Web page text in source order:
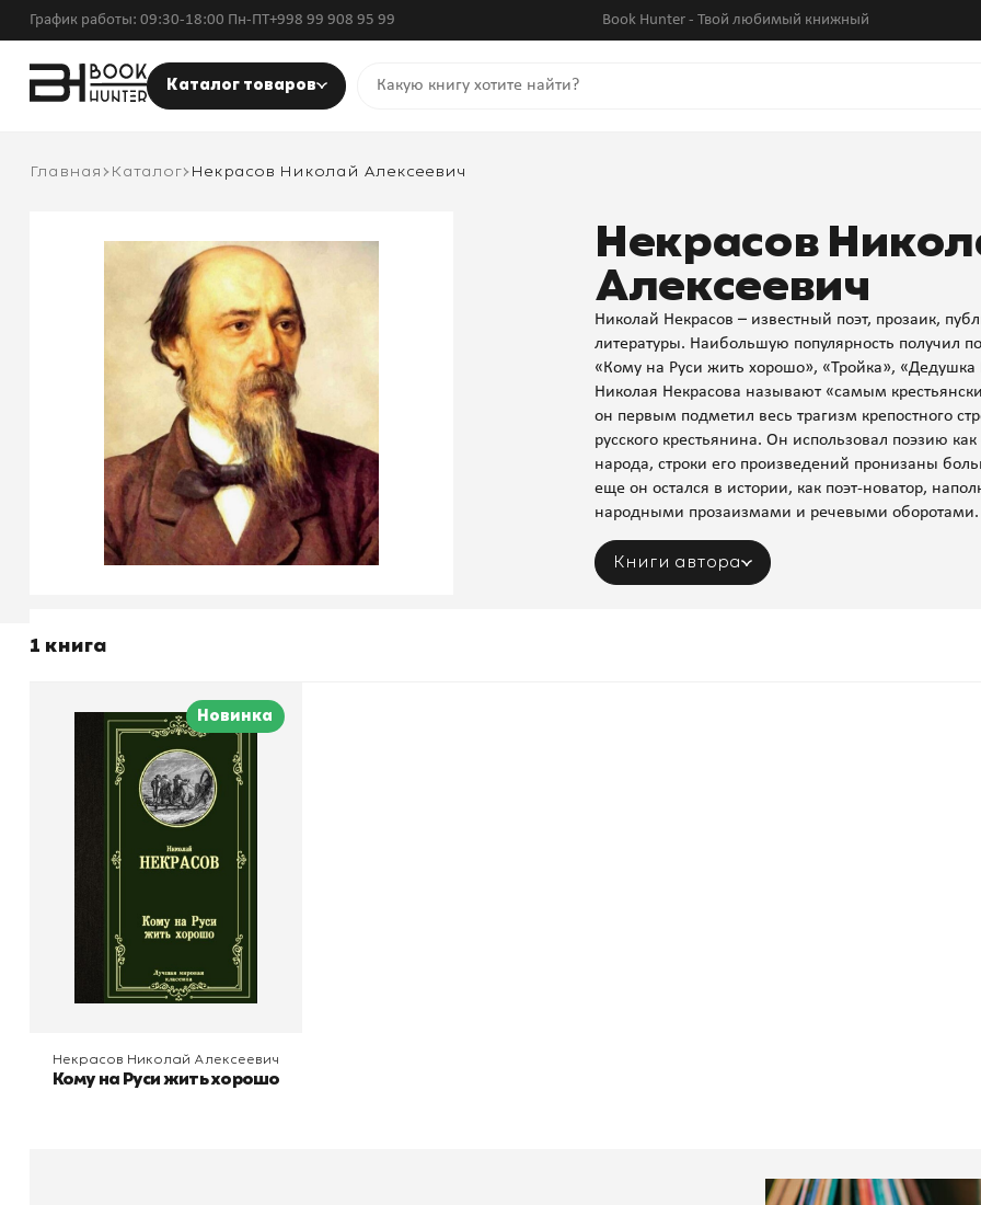
График работы: 09:30-18:00 Пн-ПТ+998 99 908 95 99 Book Hunter - Твой любимый книжный
Каталог товаров
Главная Каталог Некрасов Николай Алексеевич
Некрасов
Алексеевич
Николай Некрасов – известный поэт, прозаик,
литературы. Наибольшую популярность получил
«Кому на Руси жить хорошо», «Тройка»,
Николая Некрасова называют «самым
он первым подметил весь трагизм крепостного
русского крестьянина. Он использовал поэзию
народа, строки его произведений пронизаны
еще он остался в истории, как поэт-новатор,
народными прозаизмами и речевыми оборотами.
Книги автора
1 книга
Новинка
Кому на Руси жить
хорошо
Некрасов Николай
В корзину
Некрасов Николай Алексеевич
Кому на Руси жить хорошо